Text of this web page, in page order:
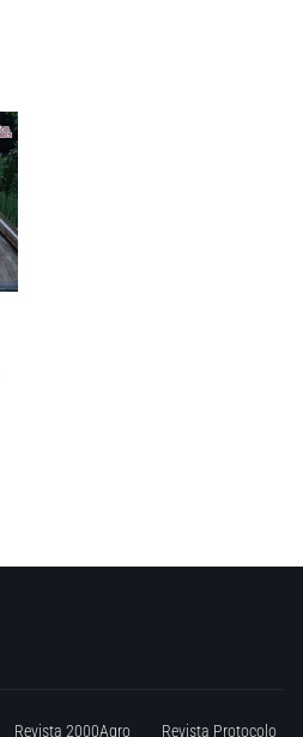
Revista 2000Agro Revista Protocolo